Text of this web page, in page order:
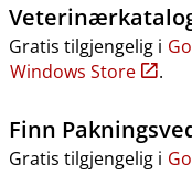
Gratis tilgjengelig i
Windows Store
.
Finn
Gratis tilgjengelig i